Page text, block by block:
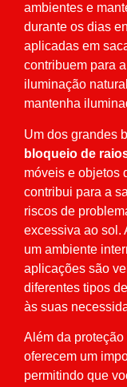
ambientes e
durante os dias
aplicadas em
contribuem para
iluminação
mantenha
Um dos grandes
bloqueio de
móveis e objetos
contribui para a
riscos de
excessiva ao sol.
um ambiente
aplicações são
diferentes tipos
às suas
Além da
oferecem um
permitindo que